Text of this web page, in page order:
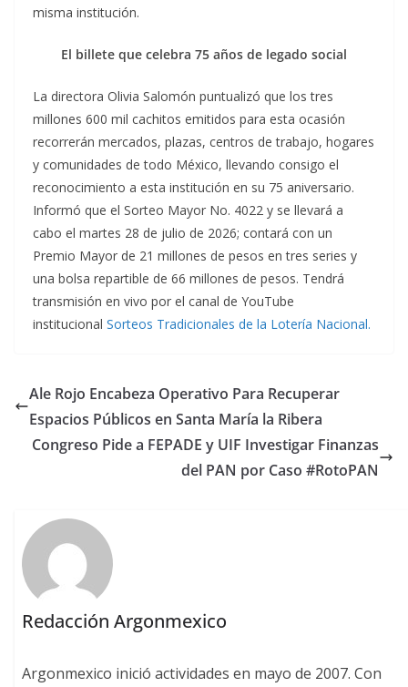
misma institución.
El billete que celebra 75 años de legado social
La directora Olivia Salomón puntualizó que los tres
millones 600 mil cachitos emitidos para esta ocasión
recorrerán mercados, plazas, centros de trabajo, hogares
y comunidades de todo México, llevando consigo el
reconocimiento a esta institución en su 75 aniversario.
Informó que el Sorteo Mayor No. 4022 y se llevará a
cabo el martes 28 de julio de 2026; contará con un
Premio Mayor de 21 millones de pesos en tres series y
una bolsa repartible de 66 millones de pesos. Tendrá
transmisión en vivo por el canal de YouTube
institucional Sorteos Tradicionales de la Lotería Nacional.
Ale Rojo Encabeza Operativo Para Recuperar
Espacios Públicos en Santa María la Ribera
Congreso Pide a FEPADE y UIF Investigar Finanzas
del PAN por Caso #RotoPAN
Redacción Argonmexico
Argonmexico inició actividades en mayo de 2007. Con